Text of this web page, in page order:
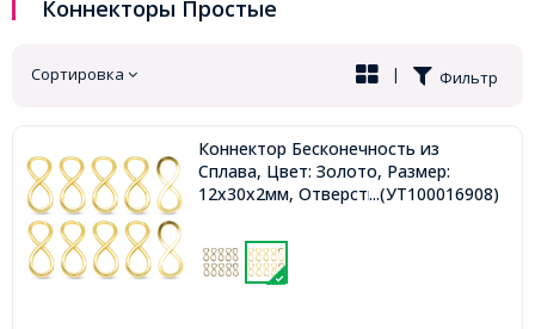
Коннекторы Простые
Сортировка Фильтр
|
Коннектор Бесконечность из
Сплава, Цвет: Золото, Размер:
12х30х2мм, Отверстие 12х8мм,
...(УТ100016908)